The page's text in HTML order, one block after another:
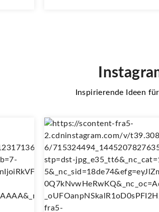
Inspirierende Ideen